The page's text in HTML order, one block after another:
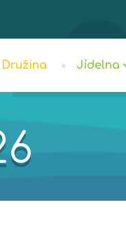
Družina Jídelna